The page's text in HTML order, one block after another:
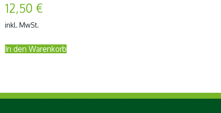
12,50 €
inkl. MwSt.
In den Warenkorb